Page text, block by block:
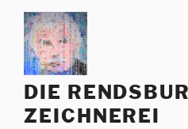
Zum
Inhalt
springen
DIE
ZEICHNEREI